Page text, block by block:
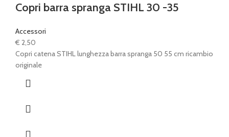
Copri barra spranga STIHL 30 -35
Accessori
€ 2,50
Copri catena STIHL lunghezza barra spranga 50 55 cm ricambio
originale